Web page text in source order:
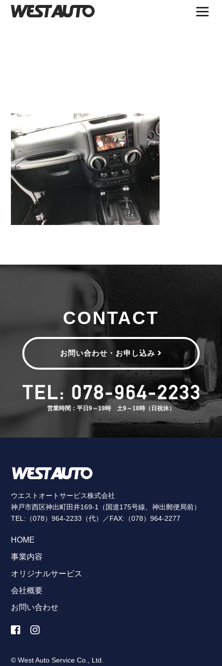
CONTACT
お問い合わせ・お申し込み
営業時間：平日9～19時 土9～18時（日祝休）
ウエストオートサービス株式会社
神戸市西区神出町田井169-1（国道175号線、神出郵便局前）
TEL:（078）964-2233（代）／FAX:（078）964-2277
HOME
事業内容
オリジナルサービス
会社概要
お問い合わせ
© West Auto Service Co., Ltd.